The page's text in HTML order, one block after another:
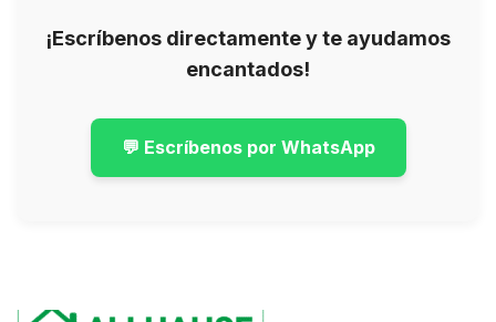
¡Escríbenos directamente y te ayudamos
encantados!
💬 Escríbenos por WhatsApp